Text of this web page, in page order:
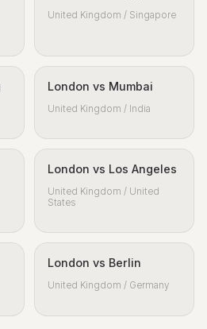
United Kingdom / Singapore
London vs Mumbai
United Kingdom / India
London vs Los Angeles
United Kingdom / United
States
London vs Berlin
United Kingdom / Germany